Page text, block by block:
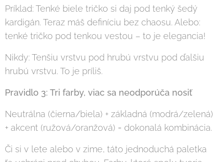
Príklad: Tenké biele tričko si daj pod tenký šedý
kardigán. Teraz máš definíciu bez chaosu. Alebo:
tenké tričko pod tenkou vestou – to je elegancia!
Nikdy: Tenšiu vrstvu pod hrubú vrstvu pod ďalšiu
hrubú vrstvu. To je príliš.
Pravidlo 3: Tri farby, viac sa neodporúča nosiť
Neutrálna (čierna/biela) + základná (modrá/zelená)
+ akcent (ružová/oranžová) = dokonalá kombinácia.
Či si v lete alebo v zime, táto jednoduchá paletka